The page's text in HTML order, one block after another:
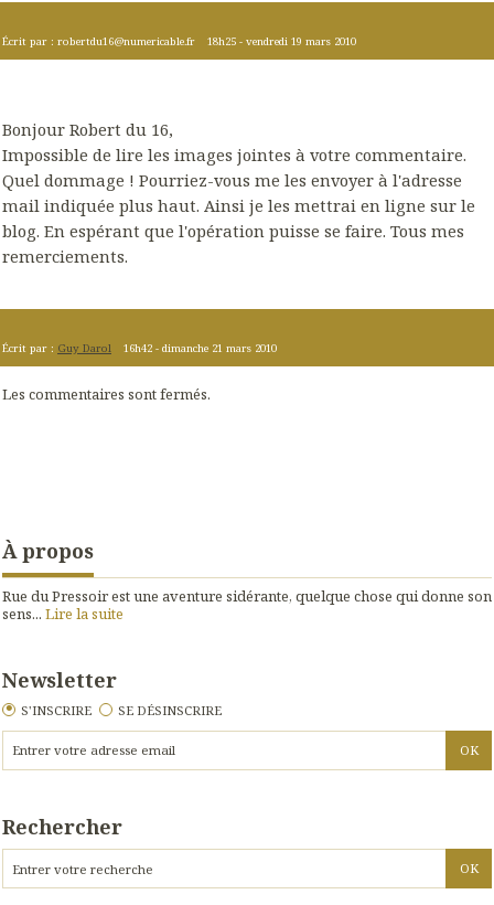
Écrit par : robertdu16@numericable.fr 18h25 -vendredi 19 mars 2010
Bonjour Robert du 16,
Impossible de lire les images jointes à votre commentaire.
Quel dommage ! Pourriez-vous me les envoyer à l'adresse
mail indiquée plus haut. Ainsi je les mettrai en ligne sur le
blog. En espérant que l'opération puisse se faire. Tous mes
remerciements.
Écrit par : Guy Darol 16h42 -dimanche 21 mars 2010
Les commentaires sont fermés.
À propos
Rue du Pressoir est une aventure sidérante, quelque chose qui donne son
sens... Lire la suite
Newsletter
S'INSCRIRE SE DÉSINSCRIRE
Rechercher